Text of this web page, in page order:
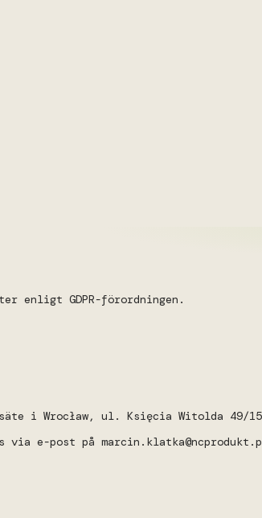
enligt GDPR-förordningen.
i Wrocław, ul. Księcia Witolda 49/
e-post på